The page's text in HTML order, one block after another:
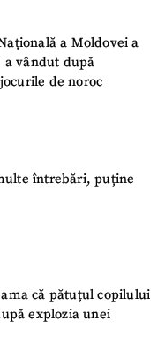
a Moldovei a
a vândut după
de noroc
întrebări, puține
că pătuțul copilului
explozia unei